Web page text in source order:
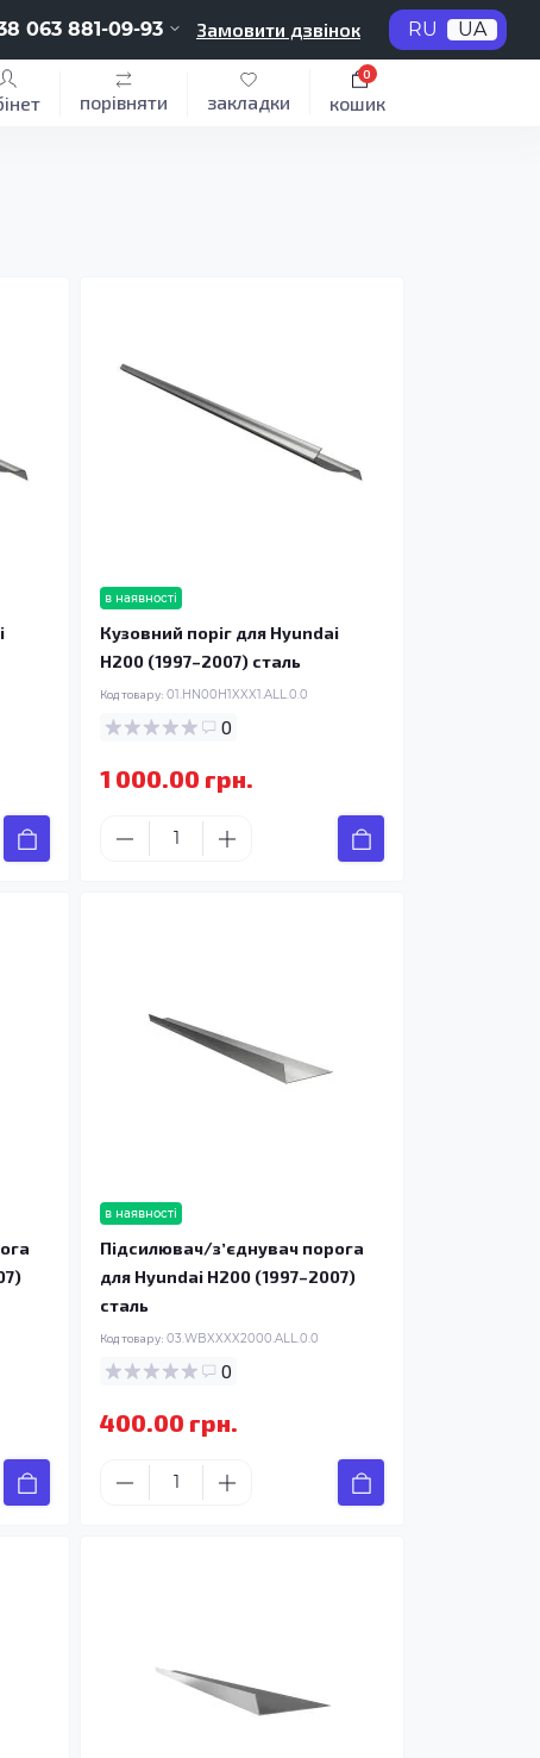
063 881-09-93 Замовити дзвінок RU UA
порівняти закладки кошик
0
в наявності
Кузовний поріг для Hyundai
H200 (1997–2007) сталь
Код товару: 01.HN00H1XXX1.ALL.0.0
0
1 000.00 грн.
в наявності
Підсилювач/зʼєднувач порога
для Hyundai H200 (1997–2007)
сталь
Код товару: 03.WBXXXX2000.ALL.0.0
0
400.00 грн.